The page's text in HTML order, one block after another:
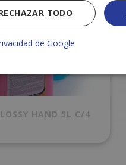
HAND 5L C/4
TODO
de Google